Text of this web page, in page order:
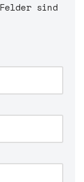
sind